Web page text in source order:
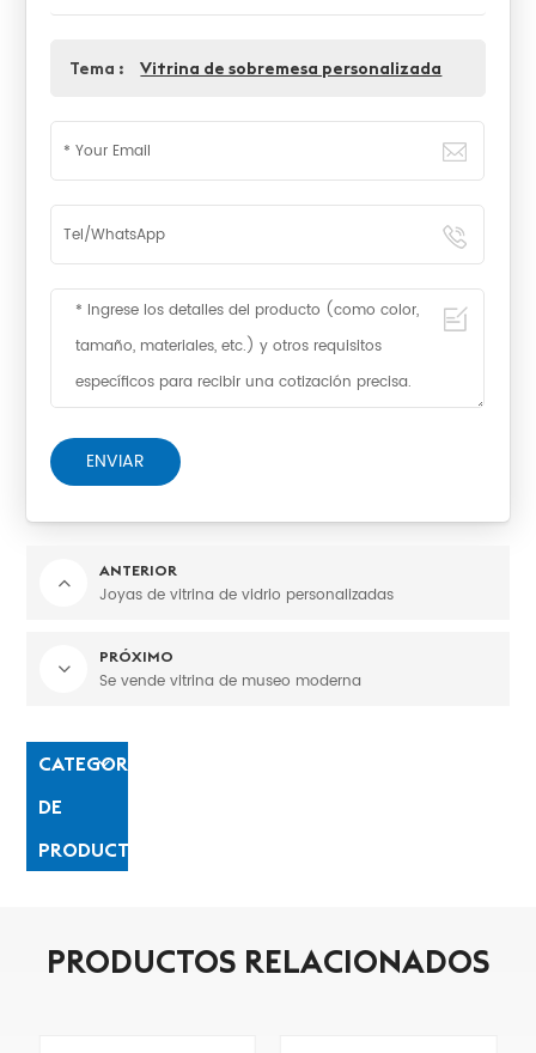
Tema : Vitrina de sobremesa personalizada
ENVIAR
ANTERIOR
Joyas de vitrina de vidrio personalizadas
PRÓXIMO
Se vende vitrina de museo moderna
CATEGORÍAS
DE
PRODUCTO
PRODUCTOS RELACIONADOS